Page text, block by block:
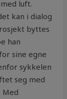
luft.
kan i dialog
byttes
han
sine egne
sykkelen
seg med
Med